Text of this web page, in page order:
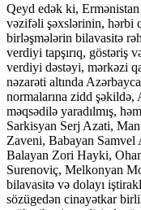
Qeyd edək ki,
vəzifəli şəxslərinin, hərbi
birləşmələrin bilavasitə
verdiyi tapşırıq, göstəriş
verdiyi dəstəyi, mərkəzi
nəzarəti altında
normalarına zidd şəkildə,
məqsədilə yaradılmış,
Sarkisyan Serj Azati,
Zaveni, Babayan
Balayan Zori Hayki,
Surenoviç, Melkonyan
bilavasitə və dolayı
sözügedən cinayətkar